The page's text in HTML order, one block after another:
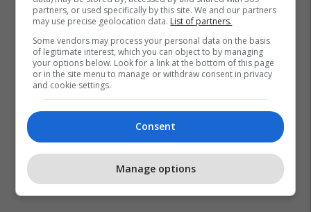
partners, or used specifically by this site. We and our partners
may use precise geolocation data. List of partners.
Some vendors may process your personal data on the basis
of legitimate interest, which you can object to by managing
your options below. Look for a link at the bottom of this page
or in the site menu to manage or withdraw consent in privacy
and cookie settings.
Consent
Manage options